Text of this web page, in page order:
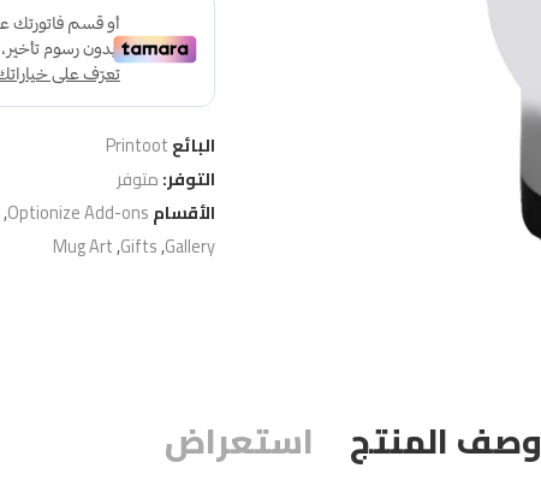
البائعPrintoot
التوفر:متوفر
الأقسامOptionize Add-ons
,
Gallery
,
Gifts
,
Mug Art
وصف المنتج استعراض